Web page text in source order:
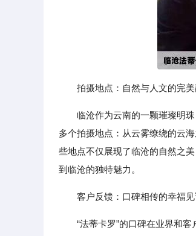
拍摄地点：自然与人文的完
临沧作为云南的一颗璀璨明
多个拍摄地点：从云雾缭绕的云
些地点不仅展现了临沧的自然之
到临沧的独特魅力。
客户反馈：口碑相传的幸福见
“法蒂卡罗”的口碑在业界和